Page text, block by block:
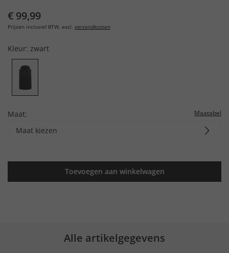
€ 99,99
Prijzen inclusief BTW, excl. verzendkosten
Kleur: zwart
Maat: Maatabel
Maat kiezen
Toevoegen aan winkelwagen
Alle artikelgegevens